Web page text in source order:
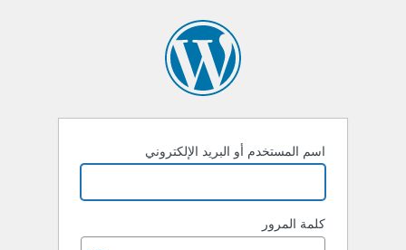
اسم المستخدم أو البريد الإلكتروني
كلمة المرور